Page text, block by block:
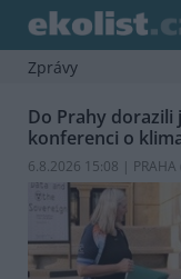
Zprávy
Do Prahy dorazili
konferenci o
6.8.2026 15:08 | PRAHA